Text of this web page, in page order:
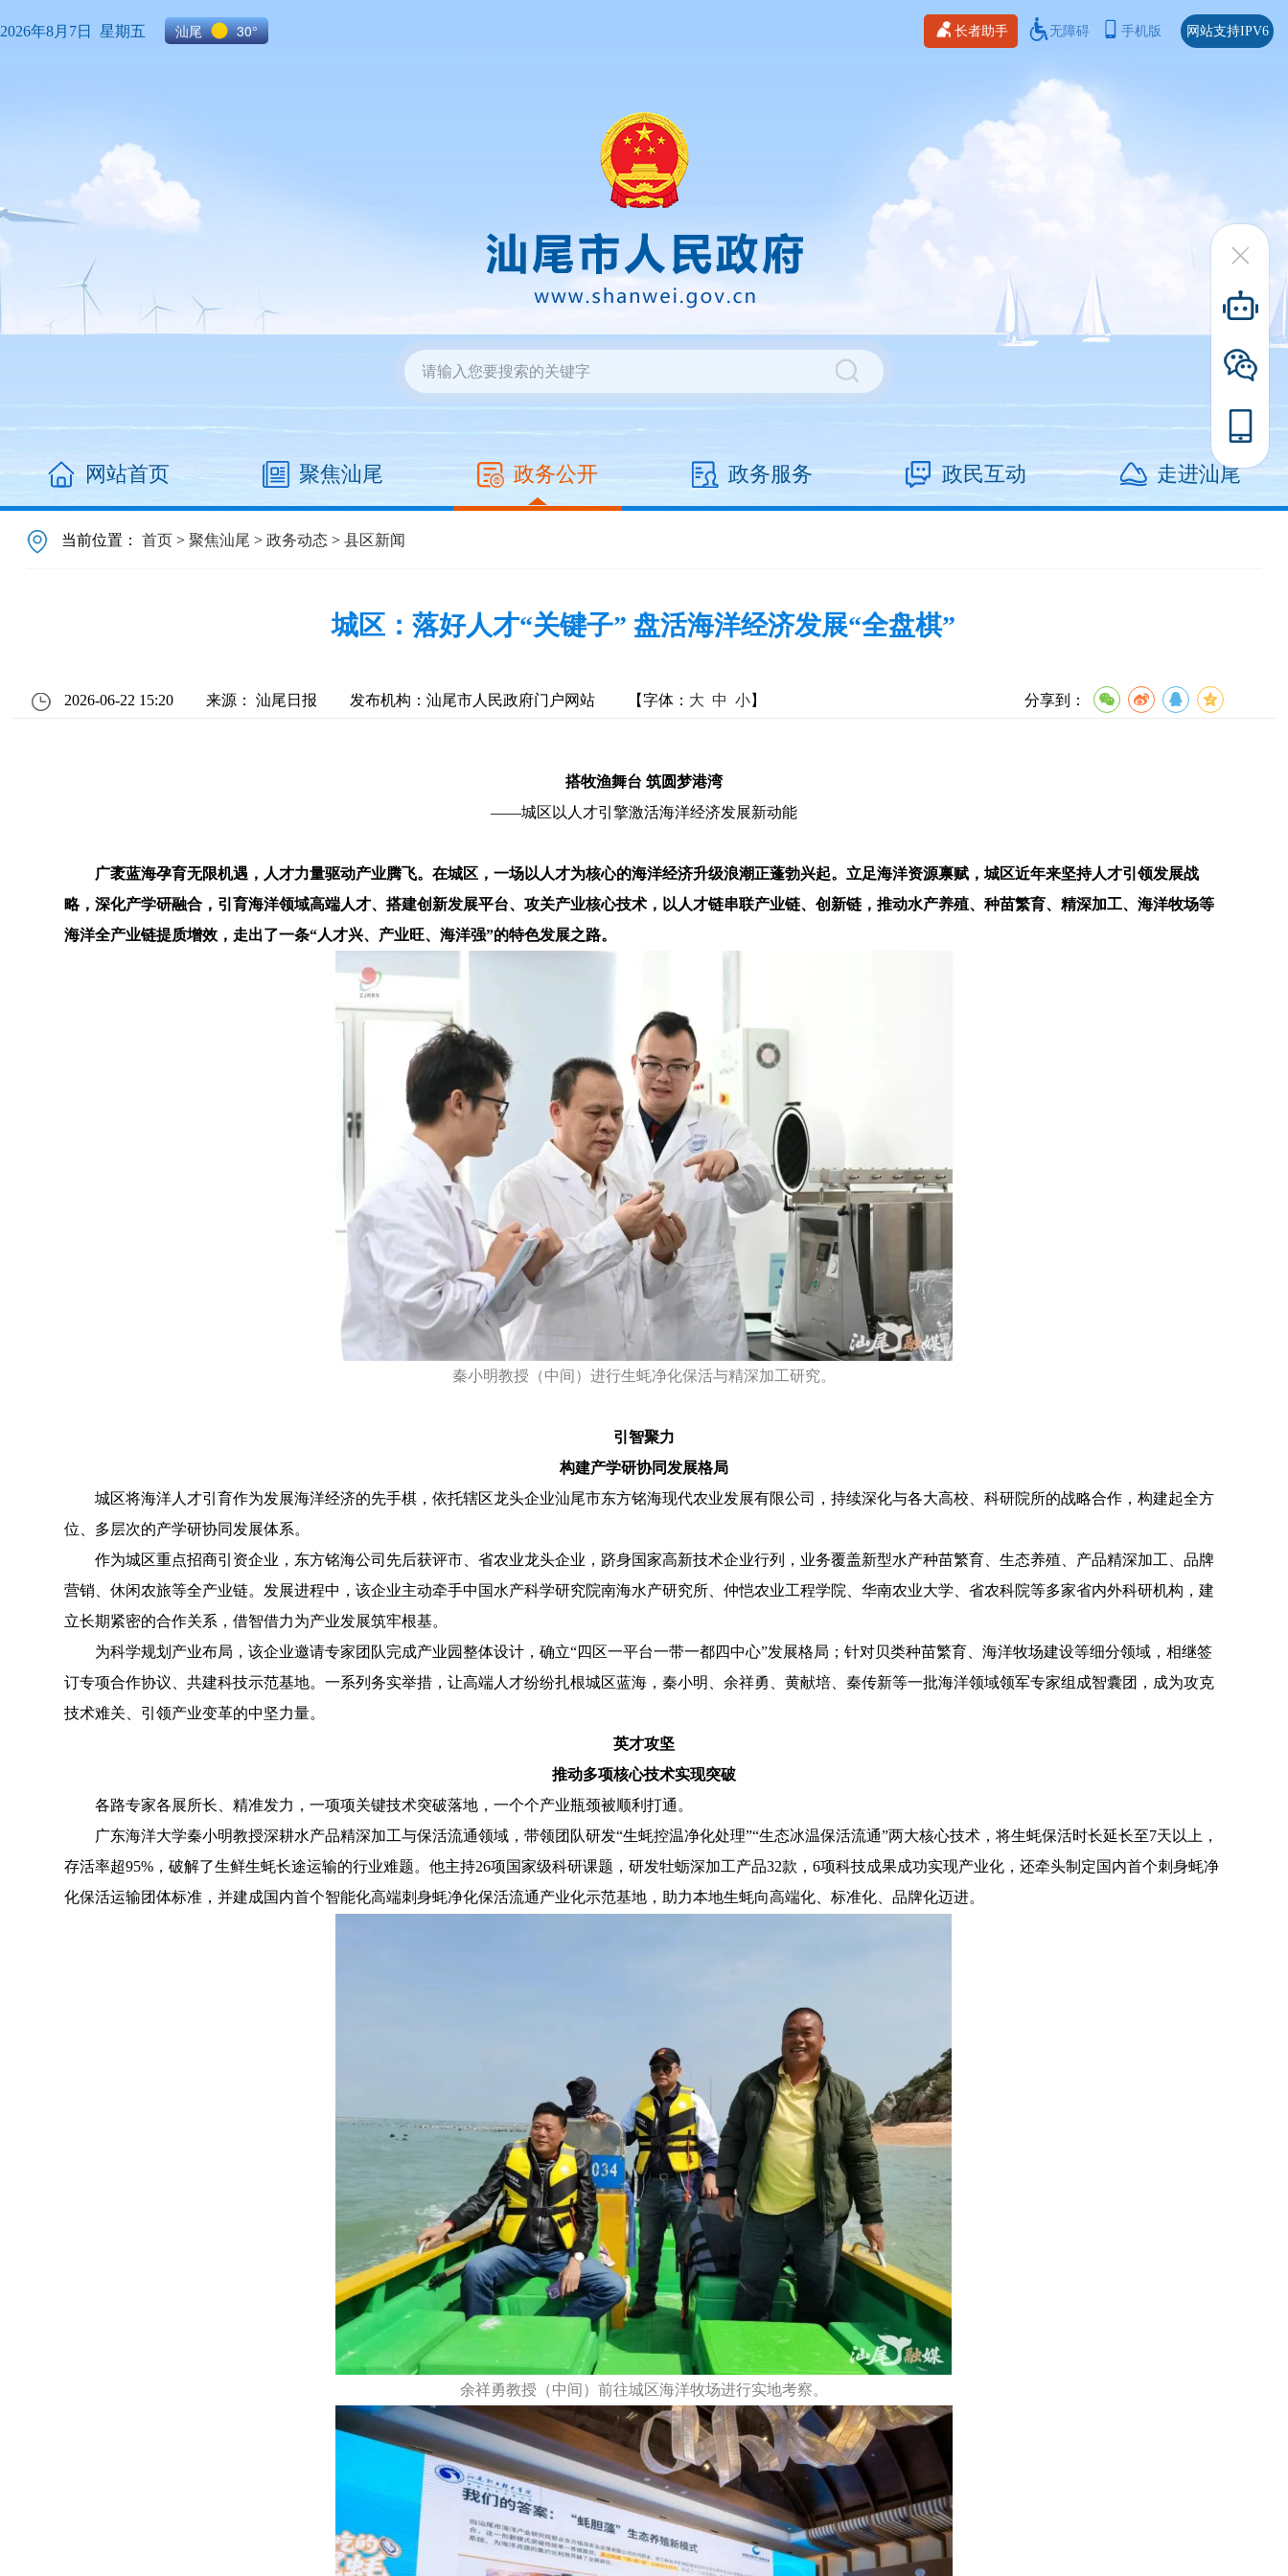
2026年8月7日 星期五 汕尾 30° 长者助手 无障碍 手机版 网站支持IPV6
网站首页 聚焦汕尾 政务公开 政务服务 政民互动 走进汕尾
当前位置：首页 >聚焦汕尾 >政务动态 >县区新闻
城区：落好人才“关键子” 盘活海洋经济发展“全盘棋”
2026-06-22 15:20 来源： 汕尾日报 发布机构：汕尾市人民政府门户网站 【字体： 大 中 小】 分享到：
搭牧渔舞台 筑圆梦港湾
——城区以人才引擎激活海洋经济发展新动能
广袤蓝海孕育无限机遇，人才力量驱动产业腾飞。在城区，一场以人才为核心的海洋经济升级浪潮正蓬勃兴起。立足海洋资源禀赋，城区近年来坚持人才引领发展战
略，深化产学研融合，引育海洋领域高端人才、搭建创新发展平台、攻关产业核心技术，以人才链串联产业链、创新链，推动水产养殖、种苗繁育、精深加工、海洋牧场等
海洋全产业链提质增效，走出了一条“人才兴、产业旺、海洋强”的特色发展之路。
秦小明教授（中间）进行生蚝净化保活与精深加工研究。
引智聚力
构建产学研协同发展格局
城区将海洋人才引育作为发展海洋经济的先手棋，依托辖区龙头企业汕尾市东方铭海现代农业发展有限公司，持续深化与各大高校、科研院所的战略合作，构建起全方
位、多层次的产学研协同发展体系。
作为城区重点招商引资企业，东方铭海公司先后获评市、省农业龙头企业，跻身国家高新技术企业行列，业务覆盖新型水产种苗繁育、生态养殖、产品精深加工、品牌
营销、休闲农旅等全产业链。发展进程中，该企业主动牵手中国水产科学研究院南海水产研究所、仲恺农业工程学院、华南农业大学、省农科院等多家省内外科研机构，建
立长期紧密的合作关系，借智借力为产业发展筑牢根基。
为科学规划产业布局，该企业邀请专家团队完成产业园整体设计，确立“四区一平台一带一都四中心”发展格局；针对贝类种苗繁育、海洋牧场建设等细分领域，相继签
订专项合作协议、共建科技示范基地。一系列务实举措，让高端人才纷纷扎根城区蓝海，秦小明、余祥勇、黄献培、秦传新等一批海洋领域领军专家组成智囊团，成为攻克
技术难关、引领产业变革的中坚力量。
英才攻坚
推动多项核心技术实现突破
各路专家各展所长、精准发力，一项项关键技术突破落地，一个个产业瓶颈被顺利打通。
广东海洋大学秦小明教授深耕水产品精深加工与保活流通领域，带领团队研发“生蚝控温净化处理”“生态冰温保活流通”两大核心技术，将生蚝保活时长延长至7天以上，
存活率超95%，破解了生鲜生蚝长途运输的行业难题。他主持26项国家级科研课题，研发牡蛎深加工产品32款，6项科技成果成功实现产业化，还牵头制定国内首个刺身蚝净
化保活运输团体标准，并建成国内首个智能化高端刺身蚝净化保活流通产业化示范基地，助力本地生蚝向高端化、标准化、品牌化迈进。
余祥勇教授（中间）前往城区海洋牧场进行实地考察。